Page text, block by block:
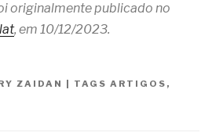
originalmente publicado no
, em 10/12/2023.
ZAIDAN | TAGS ARTIGOS ,